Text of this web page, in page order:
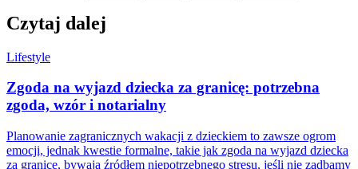
Czytaj dalej
Lifestyle
Zgoda na wyjazd dziecka za granicę: potrzebna
zgoda, wzór i notarialny
Planowanie zagranicznych wakacji z dzieckiem to zawsze ogrom
emocji, jednak kwestie formalne, takie jak zgoda na wyjazd dziecka
za granicę, bywają źródłem niepotrzebnego stresu, jeśli nie zadbamy